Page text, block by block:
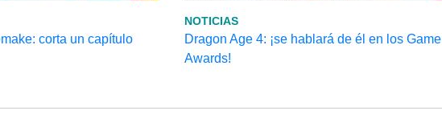
corta un capítulo
NOTICIAS
Dragon Age 4: ¡se hablará de él en los Game
Awards!